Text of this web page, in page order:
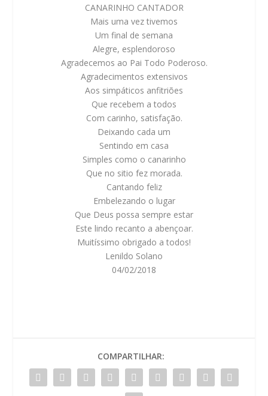
CANARINHO CANTADOR
Mais uma vez tivemos
Um final de semana
Alegre, esplendoroso
Agradecemos ao Pai Todo Poderoso.
Agradecimentos extensivos
Aos simpáticos anfitriões
Que recebem a todos
Com carinho, satisfação.
Deixando cada um
Sentindo em casa
Simples como o canarinho
Que no sitio fez morada.
Cantando feliz
Embelezando o lugar
Que Deus possa sempre estar
Este lindo recanto a abençoar.
Muitíssimo obrigado a todos!
Lenildo Solano
04/02/2018
COMPARTILHAR: